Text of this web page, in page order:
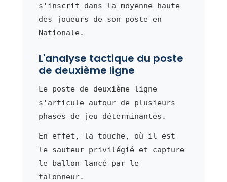
s'inscrit dans la moyenne haute
des joueurs de son poste en
Nationale.
L'analyse tactique du poste
de deuxième ligne
Le poste de deuxième ligne
s'articule autour de plusieurs
phases de jeu déterminantes.
En effet, la touche, où il est
le sauteur privilégié et capture
le ballon lancé par le
talonneur.